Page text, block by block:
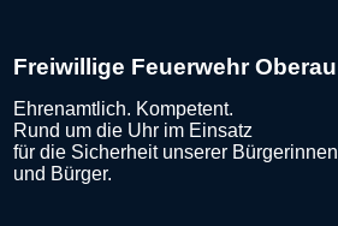
Freiwillige Feuerwehr Oberau
Ehrenamtlich. Kompetent.
Rund um die Uhr im Einsatz
für die Sicherheit unserer Bürgerinnen
und Bürger.